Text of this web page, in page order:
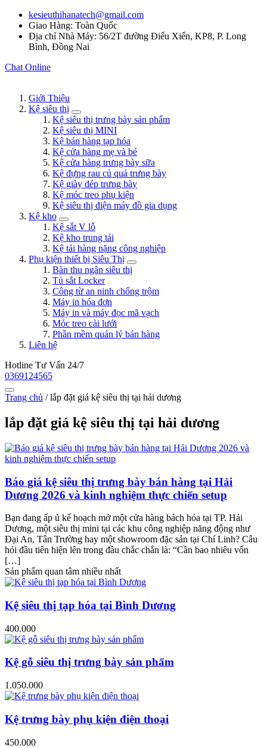
kesieuthihanatech@gmail.com
Giao Hàng: Toàn Quốc
Địa chỉ Nhà Máy: 56/2T đường Điểu Xiển, KP8, P. Long
Bình, Đồng Nai
Chat Online
Giới Thiệu
Kệ siêu thị
Kệ siêu thị trưng bày sản phẩm
Kệ siêu thị MINI
Kệ bán hàng tạp hóa
Kệ cửa hàng mẹ và bé
Kệ cửa hàng trưng bày sữa
Kệ đựng rau củ quả trưng bày
Kệ giày dép trưng bày
Kệ móc treo phụ kiện
Kệ siêu thị điện máy đồ gia dụng
Kệ kho
Kệ sắt V lỗ
Kệ kho trung tải
Kệ tải hàng nặng công nghiệp
Phụ kiện thiết bị Siêu Thị
Bàn thu ngân siêu thị
Tủ sắt Locker
Công từ an ninh chống trộm
Máy in hóa đơn
Máy in và máy đọc mã vạch
Móc treo cài lưới
Phần mềm quản lý bán hàng
Liên hệ
Hotline Tư Vấn 24/7
0369124565
Trang chủ /lắp đặt giá kệ siêu thị tại hải dương
lắp đặt giá kệ siêu thị tại hải dương
Báo giá kệ siêu thị trưng bày bán hàng tại Hải
Dương 2026 và kinh nghiệm thực chiến setup
Bạn đang ấp ủ kế hoạch mở một cửa hàng bách hóa tại TP. Hải
Dương, một siêu thị mini tại các khu công nghiệp năng động như
Đại An, Tân Trường hay một showroom đặc sản tại Chí Linh? Câu
hỏi đầu tiên hiện lên trong đầu chắc chắn là: “Cần bao nhiêu vốn
[…]
Sản phẩm quan tâm nhiều nhất
Kệ siêu thị tạp hóa tại Bình Dương
400.000
Kệ gỗ siêu thị trưng bày sản phẩm
1.050.000
Kệ trưng bày phụ kiện điện thoại
450.000